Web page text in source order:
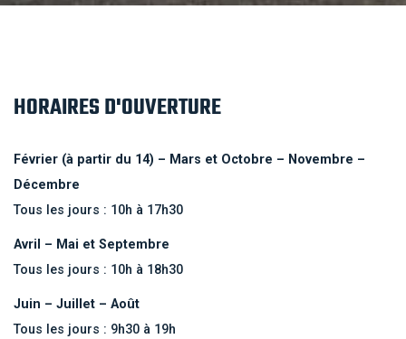
HORAIRES D'OUVERTURE
Février (à partir du 14) – Mars et Octobre – Novembre –
Décembre
Tous les jours : 10h à 17h30
Avril – Mai et Septembre
Tous les jours : 10h à 18h30
Juin – Juillet – Août
Tous les jours : 9h30 à 19h